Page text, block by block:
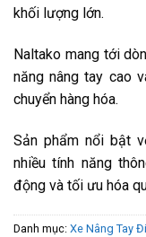
khối lượng lớn.
Naltako mang tới
năng nâng tay cao
chuyển hàng hóa.
Sản phẩm nổi bật
nhiều tính năng
động và tối ưu hóa
Danh mục: Xe Nâng Tay